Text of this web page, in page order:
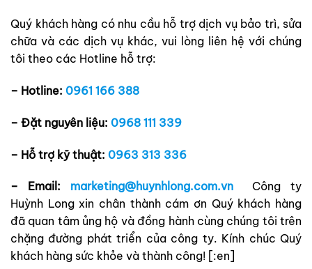
Quý khách hàng có nhu cầu hỗ trợ dịch vụ bảo trì, sửa
chữa và các dịch vụ khác, vui lòng liên hệ với chúng
tôi theo các Hotline hỗ trợ:
– Hotline: 0961 166 388
– Đặt nguyên liệu: 0968 111 339
– Hỗ trợ kỹ thuật: 0963 313 336
– Email: marketing@huynhlong.com.vnCông ty
Huỳnh Long xin chân thành cám ơn Quý khách hàng
đã quan tâm ủng hộ và đồng hành cùng chúng tôi trên
chặng đường phát triển của công ty. Kính chúc Quý
khách hàng sức khỏe và thành công! [:en]